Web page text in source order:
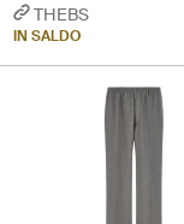
THEBS
IN SALDO